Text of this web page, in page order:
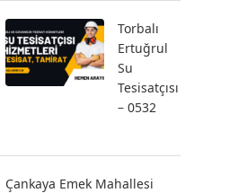
Torbalı
Ertuğrul
Su
Tesisatçısı
– 0532
Çankaya Emek Mahallesi